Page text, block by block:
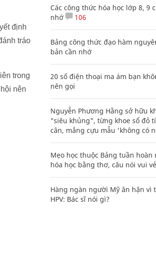
định
tráo
trong
nên
Các công thức hóa học lớp 8, 9
nhớ
106
Bảng công thức đạo hàm
bản cần nhớ
20 số điện thoại ma ám bạn
nên gọi
Nguyễn Phương Hằng sở hữu
"siêu khủng", từng khoe sổ đỏ
cân, mắng cựu mẫu 'không có
Mẹo học thuộc Bảng tuần hoàn
hóa học bằng thơ, câu nói vui vẻ
Hàng ngàn người Mỹ ân hận vì
HPV: Bác sĩ nói gì?